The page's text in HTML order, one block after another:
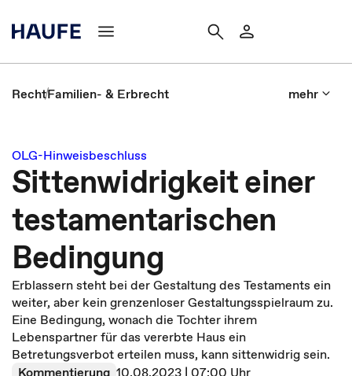
RechtFamilien- & Erbrecht mehr
OLG-Hinweisbeschluss
Sittenwidrigkeit einer
testamentarischen
Bedingung
Erblassern steht bei der Gestaltung des Testaments ein
weiter, aber kein grenzenloser Gestaltungsspielraum zu.
Eine Bedingung, wonach die Tochter ihrem
Lebenspartner für das vererbte Haus ein
Betretungsverbot erteilen muss, kann sittenwidrig sein.
Kommentierung 10.08.2023 | 07:00 Uhr